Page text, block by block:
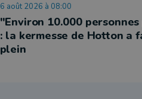
6 août 2026 à 08:00
"Environ 10.000
: la kermesse de Hotton a
plein